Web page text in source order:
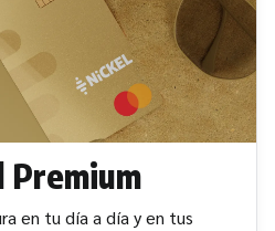
Premium
en tu día a día y en tus